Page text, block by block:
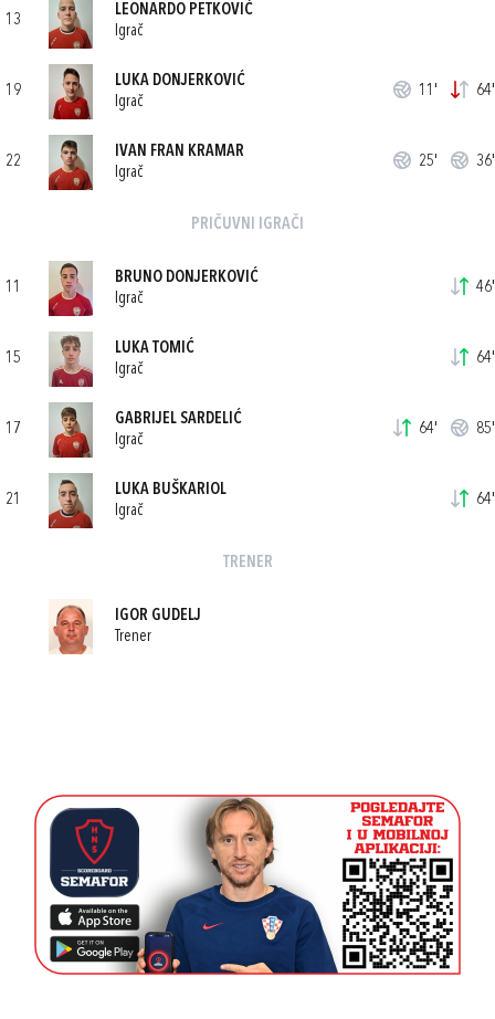
13
LEONARDO PETKOVIĆ
Igrač
19
LUKA DONJERKOVIĆ
Igrač
11' 64'
22
IVAN FRAN KRAMAR
Igrač
25' 36'
PRIČUVNI IGRAČI
11
BRUNO DONJERKOVIĆ
Igrač
46'
15
LUKA TOMIĆ
Igrač
64'
17
GABRIJEL SARDELIĆ
Igrač
64' 85'
21
LUKA BUŠKARIOL
Igrač
64'
TRENER
IGOR GUDELJ
Trener